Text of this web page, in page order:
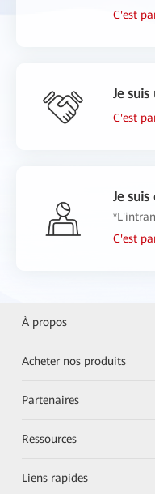
C'est
Je
C'est
Je
C'est
À propos
Acheter nos produits
Partenaires
Ressources
Liens rapides